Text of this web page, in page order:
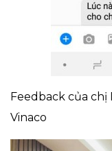
Feedback của chị
Vinaco